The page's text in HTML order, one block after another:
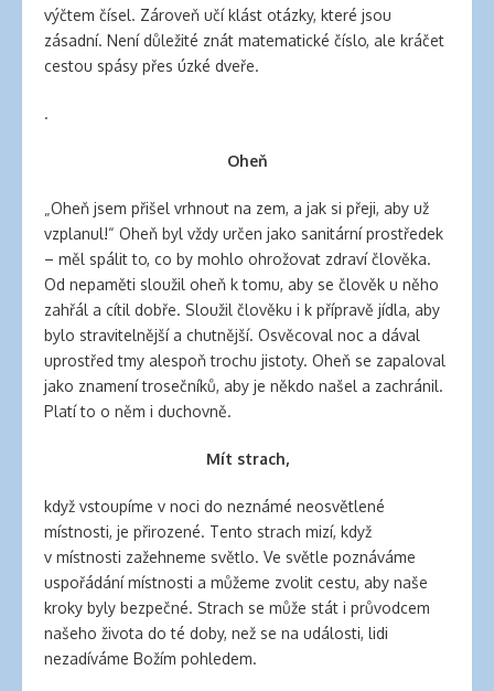
výčtem čísel. Zároveň učí klást otázky, které jsou
zásadní. Není důležité znát matematické číslo, ale kráčet
cestou spásy přes úzké dveře.
.
Oheň
„Oheň jsem přišel vrhnout na zem, a jak si přeji, aby už
vzplanul!“ Oheň byl vždy určen jako sanitární prostředek
– měl spálit to, co by mohlo ohrožovat zdraví člověka.
Od nepaměti sloužil oheň k tomu, aby se člověk u něho
zahřál a cítil dobře. Sloužil člověku i k přípravě jídla, aby
bylo stravitelnější a chutnější. Osvěcoval noc a dával
uprostřed tmy alespoň trochu jistoty. Oheň se zapaloval
jako znamení trosečníků, aby je někdo našel a zachránil.
Platí to o něm i duchovně.
Mít strach,
když vstoupíme v noci do neznámé neosvětlené
místnosti, je přirozené. Tento strach mizí, když
v místnosti zažehneme světlo. Ve světle poznáváme
uspořádání místnosti a můžeme zvolit cestu, aby naše
kroky byly bezpečné. Strach se může stát i průvodcem
našeho života do té doby, než se na události, lidi
nezadíváme Božím pohledem.